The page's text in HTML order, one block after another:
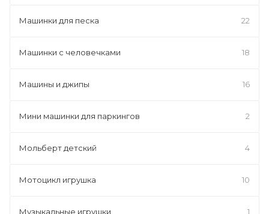
Машинки для песка 22
Машинки с человечками 18
Машины и джипы 16
Мини машинки для паркингов 2
Мольберт детский 4
Мотоцикл игрушка 10
Музыкальные игрушки 1